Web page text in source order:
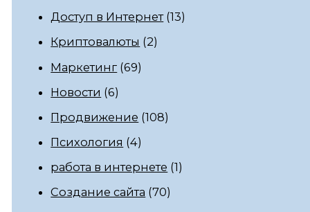
Доступ в Интернет(13)
Криптовалюты (2)
Маркетинг (69)
Новости (6)
Продвижение (108)
Психология (4)
работа в интернете (1)
Создание сайта (70)